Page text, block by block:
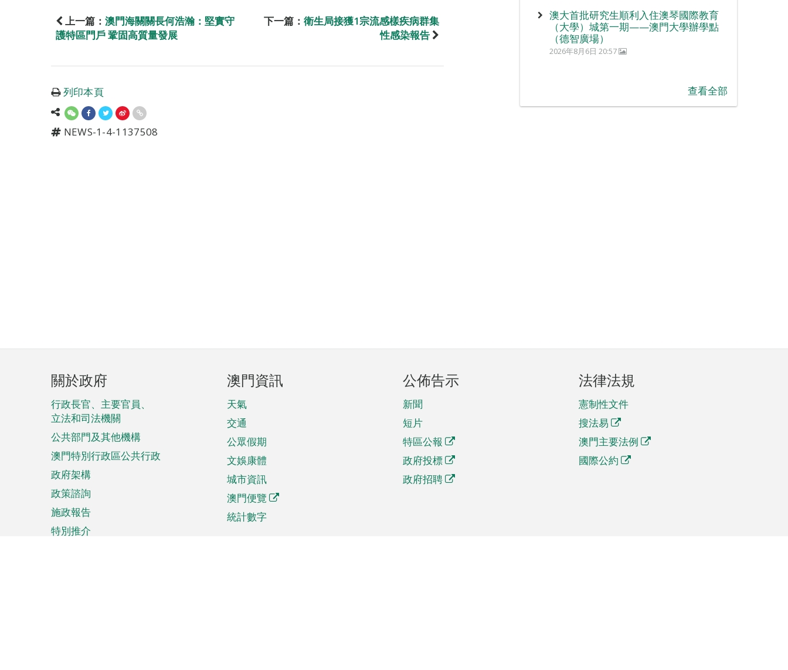
上一篇： 澳門海關關長何浩瀚：堅實守
護特區門戶 鞏固高質量發展
下一篇： 衛生局接獲1宗流感樣疾病群集
性感染報告
列印本頁
NEWS-1-4-1137508
澳大首批研究生順利入住澳琴國際教育
（大學）城第一期——澳門大學辦學點
（德智廣場）
2026年8月6日 20:57
查看全部
頁
腳
菜
單
關於政府
行政長官、主要官員、
立法和司法機關
公共部門及其他機構
澳門特別行政區公共行政
政府架構
政策諮詢
施政報告
特別推介
澳門資訊
天氣
交通
公眾假期
文娛康體
城市資訊
澳門便覽
統計數字
公佈告示
新聞
短片
特區公報
政府投標
政府招聘
法律法規
憲制性文件
搜法易
澳門主要法例
國際公約